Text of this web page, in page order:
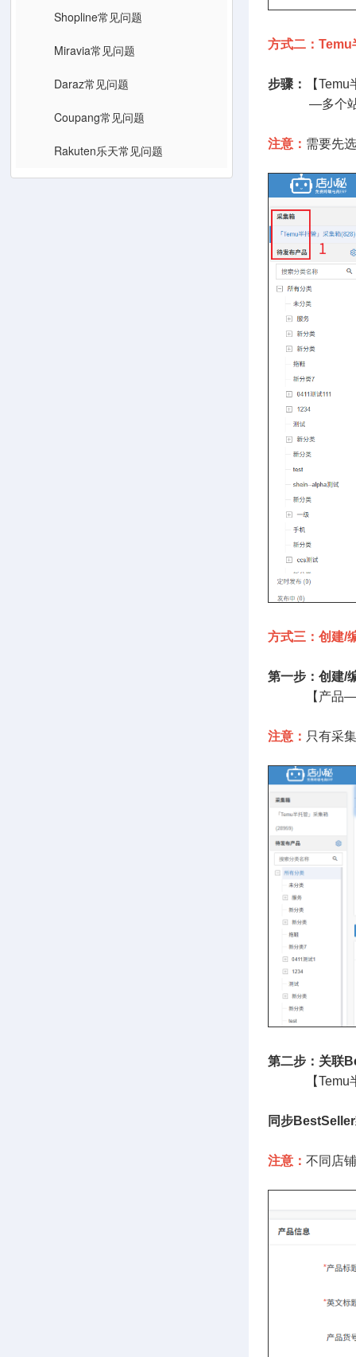
Shopline常见问题
Miravia常见问题
Daraz常见问题
Coupang常见问题
Rakuten乐天常见问题
方式二：
步骤：
【
—多个站点
注意： 需要先
方式三：创建/
第一步：创建/
【产品
注意： 只有采
第二步：关联
【Temu半
同步
注意： 不同店